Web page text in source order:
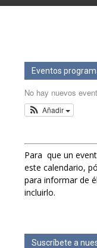
Eventos
No hay nuevos
Añadir
Para que un
este calendario,
para informar de
incluirlo.
Suscríbete a